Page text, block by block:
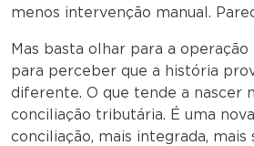
menos intervenção manual.
Mas basta olhar para a
para perceber que a história
diferente. O que tende a nascer
conciliação tributária. É uma
conciliação, mais integrada, mais